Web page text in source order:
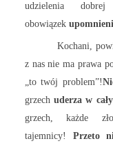
udzielenia
obowiązek
Kochani,
z nas nie ma prawa
„to twój problem”!
grzechuderza w
grzech, każde
tajemnicy! Przeto